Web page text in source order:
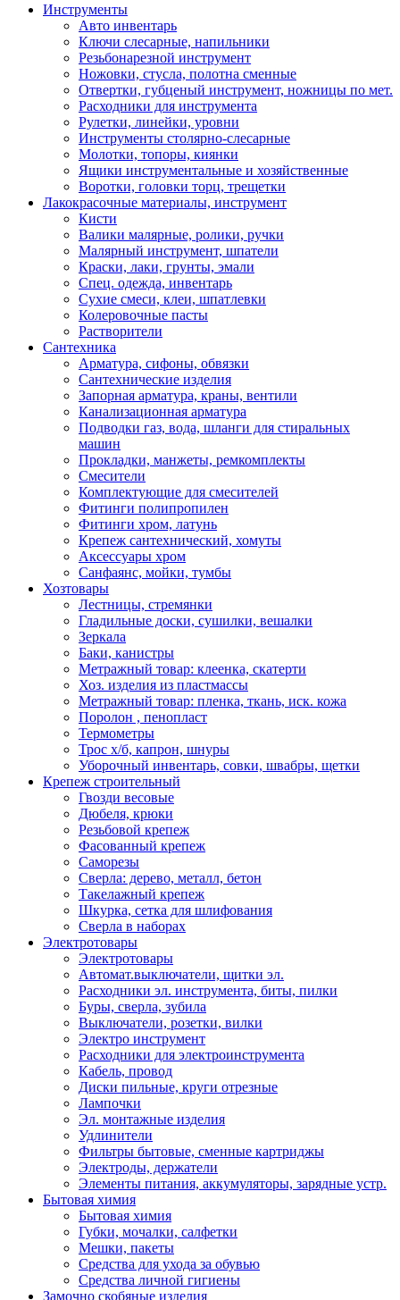
Инструменты
Авто инвентарь
Ключи слесарные, напильники
Резьбонарезной инструмент
Ножовки, стусла, полотна сменные
Отвертки, губценый инструмент, ножницы по мет.
Расходники для инструмента
Рулетки, линейки, уровни
Инструменты столярно-слесарные
Молотки, топоры, киянки
Ящики инструментальные и хозяйственные
Воротки, головки торц, трещетки
Лакокрасочные материалы, инструмент
Кисти
Валики малярные, ролики, ручки
Малярный инструмент, шпатели
Краски, лаки, грунты, эмали
Спец. одежда, инвентарь
Сухие смеси, клеи, шпатлевки
Колеровочные пасты
Растворители
Сантехника
Арматура, сифоны, обвязки
Сантехнические изделия
Запорная арматура, краны, вентили
Канализационная арматура
Подводки газ, вода, шланги для стиральных
машин
Прокладки, манжеты, ремкомплекты
Смесители
Комплектующие для смесителей
Фитинги полипропилен
Фитинги хром, латунь
Крепеж сантехнический, хомуты
Аксессуары хром
Санфаянс, мойки, тумбы
Хозтовары
Лестницы, стремянки
Гладильные доски, сушилки, вешалки
Зеркала
Баки, канистры
Метражный товар: клеенка, скатерти
Хоз. изделия из пластмассы
Метражный товар: пленка, ткань, иск. кожа
Поролон , пенопласт
Термометры
Трос х/б, капрон, шнуры
Уборочный инвентарь, совки, швабры, щетки
Крепеж строительный
Гвозди весовые
Дюбеля, крюки
Резьбовой крепеж
Фасованный крепеж
Саморезы
Сверла: дерево, металл, бетон
Такелажный крепеж
Шкурка, сетка для шлифования
Сверла в наборах
Электротовары
Электротовары
Автомат.выключатели, щитки эл.
Расходники эл. инструмента, биты, пилки
Буры, сверла, зубила
Выключатели, розетки, вилки
Электро инструмент
Расходники для электроинструмента
Кабель, провод
Диски пильные, круги отрезные
Лампочки
Эл. монтажные изделия
Удлинители
Фильтры бытовые, сменные картриджы
Электроды, держатели
Элементы питания, аккумуляторы, зарядные устр.
Бытовая химия
Бытовая химия
Губки, мочалки, салфетки
Мешки, пакеты
Средства для ухода за обувью
Средства личной гигиены
Замочно скобяные изделия